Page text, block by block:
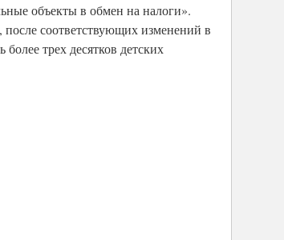
объекты в обмен на налоги».
после соответствующих изменений в
трех десятков детских